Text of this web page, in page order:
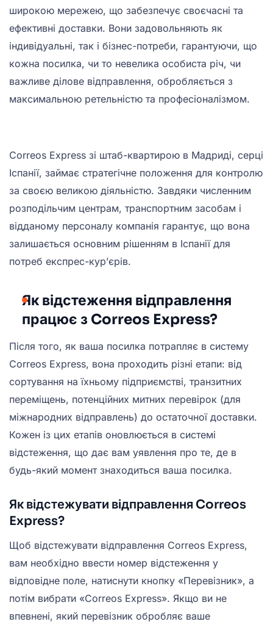
широкою мережею, що забезпечує своєчасні та
ефективні доставки. Вони задовольняють як
індивідуальні, так і бізнес-потреби, гарантуючи, що
кожна посилка, чи то невелика особиста річ, чи
важливе ділове відправлення, обробляється з
максимальною ретельністю та професіоналізмом.
Correos Express зі штаб-квартирою в Мадриді, серці
Іспанії, займає стратегічне положення для контролю
за своєю великою діяльністю. Завдяки численним
розподільчим центрам, транспортним засобам і
відданому персоналу компанія гарантує, що вона
залишається основним рішенням в Іспанії для
потреб експрес-кур’єрів.
Як відстеження відправлення
працює з Correos Express?
Після того, як ваша посилка потрапляє в систему
Correos Express, вона проходить різні етапи: від
сортування на їхньому підприємстві, транзитних
переміщень, потенційних митних перевірок (для
міжнародних відправлень) до остаточної доставки.
Кожен із цих етапів оновлюється в системі
відстеження, що дає вам уявлення про те, де в
будь-який момент знаходиться ваша посилка.
Як відстежувати відправлення Correos
Express?
Щоб відстежувати відправлення Correos Express,
вам необхідно ввести номер відстеження у
відповідне поле, натиснути кнопку «Перевізник», а
потім вибрати «Correos Express». Якщо ви не
впевнені, який перевізник обробляє ваше